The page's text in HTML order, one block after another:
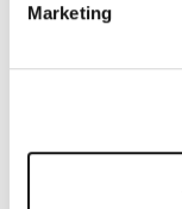
Marketing